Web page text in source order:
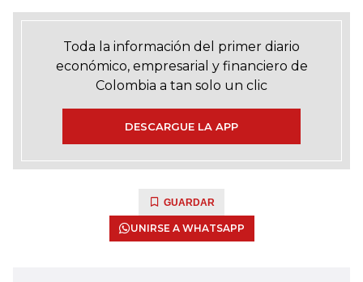
Toda la información del primer diario
económico, empresarial y financiero de
Colombia a tan solo un clic
DESCARGUE LA APP
GUARDAR
UNIRSE A WHATSAPP